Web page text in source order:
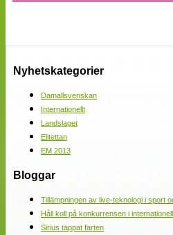
Nyhetskategorier
Damallsvenskan
Internationellt
Landslaget
Elitettan
EM 2013
Bloggar
Tillämpningen av live-teknologi i sport
Håll koll på konkurrensen i internationell
Sirius tappat farten